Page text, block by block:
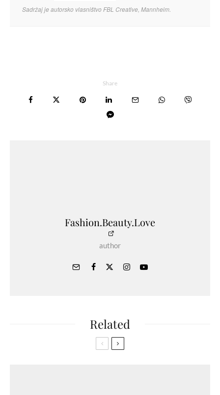
Sadržaj je autorsko vlasništvo FBL Creative, Mannheim.
Share
Fashion.Beauty.Love
author
Related